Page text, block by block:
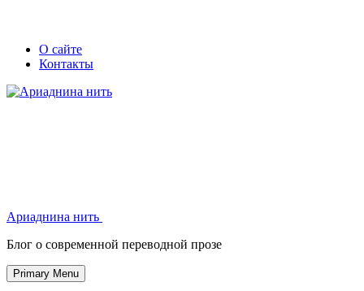
Skip
Secondary
left
navigation
Secondary
right
navigation
О сайте
Контакты
Ариаднина нить
Блог о современной переводной прозе
Primary Menu